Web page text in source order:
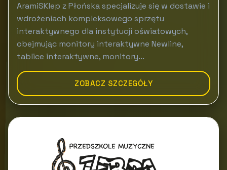
AramiSKlep z Płońska specjalizuje się w dostawie i
wdrożeniach kompleksowego sprzętu
interaktywnego dla instytucji oświatowych,
obejmując monitory interaktywne Newline,
tablice interaktywne, monitory...
ZOBACZ SZCZEGÓŁY